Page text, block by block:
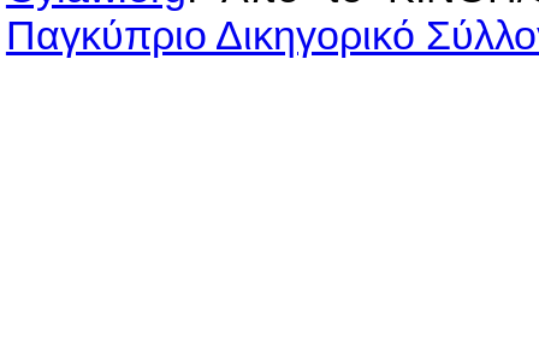
Παγκύπριο Δικηγορικό